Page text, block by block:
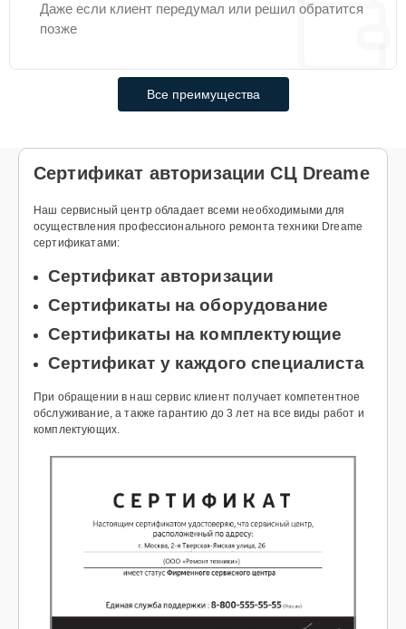
Даже если клиент передумал или решил обратится
позже
Все преимущества
Сертификат авторизации СЦ Dreame
Наш сервисный центр обладает всеми необходимыми для
осуществления профессионального ремонта техники Dreame
сертификатами:
Сертификат авторизации
Сертификаты на оборудование
Сертификаты на комплектующие
Сертификат у каждого специалиста
При обращении в наш сервис клиент получает компетентное
обслуживание, а также гарантию до 3 лет на все виды работ и
комплектующих.